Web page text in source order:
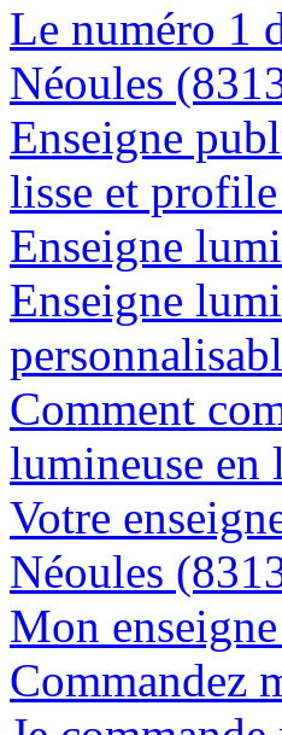
Le numéro 1
Néoules
Enseigne
lisse et
Enseigne
Enseigne
Comment
lumineuse en
Votre
Néoules
Mon
Commandez